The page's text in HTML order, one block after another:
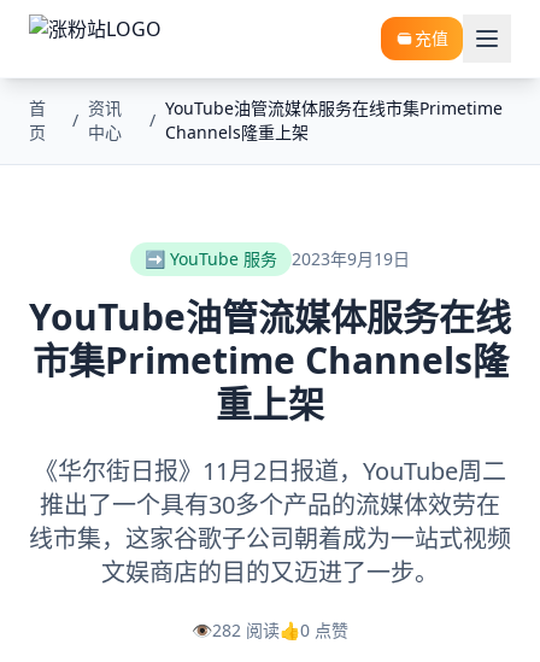
充值
首
页
/
资讯
中心
/
YouTube油管流媒体服务在线市集Primetime
Channels隆重上架
➡️ YouTube 服务 2023年9月19日
YouTube油管流媒体服务在线
市集Primetime Channels隆
重上架
《华尔街日报》11月2日报道，YouTube周二
推出了一个具有30多个产品的流媒体效劳在
线市集，这家谷歌子公司朝着成为一站式视频
文娱商店的目的又迈进了一步。
👁️282 阅读👍0 点赞